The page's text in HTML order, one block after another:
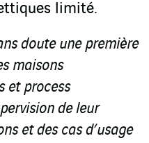
limité.
doute une première
maisons
et process
de leur
et des cas d’usage